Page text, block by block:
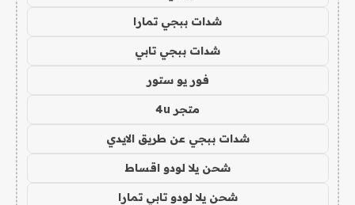
شدات ببجي تمارا
شدات ببجي تابي
فور يو ستور
متجر 4u
شدات ببجي عن طريق الايدي
شحن يلا لودو اقساط
شحن يلا لودو تابي تمارا